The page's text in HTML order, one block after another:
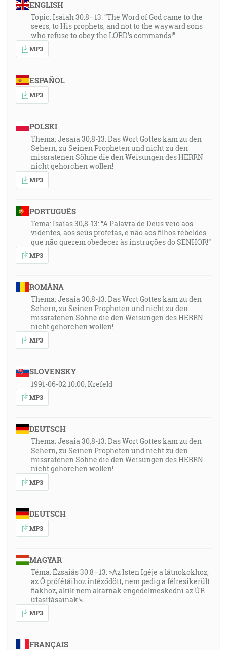
ENGLISH
Topic: Isaiah 30:8–13: “The Word of God came to the
seers, to His prophets, and not to the wayward sons
who refuse to obey the LORD’s commands!”
MP3
ESPAÑOL
MP3
POLSKI
Thema: Jesaia 30,8-13: Das Wort Gottes kam zu den
Sehern, zu Seinen Propheten und nicht zu den
missratenen Söhne die den Weisungen des HERRN
nicht gehorchen wollen!
MP3
PORTUGUÊS
Tema: Isaías 30,8-13: “A Palavra de Deus veio aos
videntes, aos seus profetas, e não aos filhos rebeldes
que não querem obedecer às instruções do SENHOR!”
MP3
ROMÂNA
Thema: Jesaia 30,8-13: Das Wort Gottes kam zu den
Sehern, zu Seinen Propheten und nicht zu den
missratenen Söhne die den Weisungen des HERRN
nicht gehorchen wollen!
MP3
SLOVENSKY
1991-06-02 10:00, Krefeld
MP3
DEUTSCH
Thema: Jesaia 30,8-13: Das Wort Gottes kam zu den
Sehern, zu Seinen Propheten und nicht zu den
missratenen Söhne die den Weisungen des HERRN
nicht gehorchen wollen!
MP3
DEUTSCH
MP3
MAGYAR
Téma: Ézsaiás 30:8–13: »Az Isten Igéje a látnokokhoz,
az Ő prófétáihoz intéződött, nem pedig a félresikerült
fiakhoz, akik nem akarnak engedelmeskedni az ÚR
utasításainak!«
MP3
FRANÇAIS